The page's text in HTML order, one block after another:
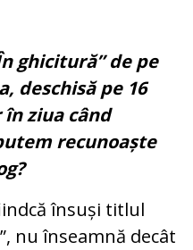
ghicitură” de pe
deschisă pe 16
în ziua când
recunoaște
însuși titlul
nu înseamnă decât